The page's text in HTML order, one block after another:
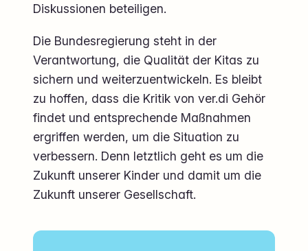
Diskussionen beteiligen.
Die Bundesregierung steht in der
Verantwortung, die Qualität der Kitas zu
sichern und weiterzuentwickeln. Es bleibt
zu hoffen, dass die Kritik von ver.di Gehör
findet und entsprechende Maßnahmen
ergriffen werden, um die Situation zu
verbessern. Denn letztlich geht es um die
Zukunft unserer Kinder und damit um die
Zukunft unserer Gesellschaft.